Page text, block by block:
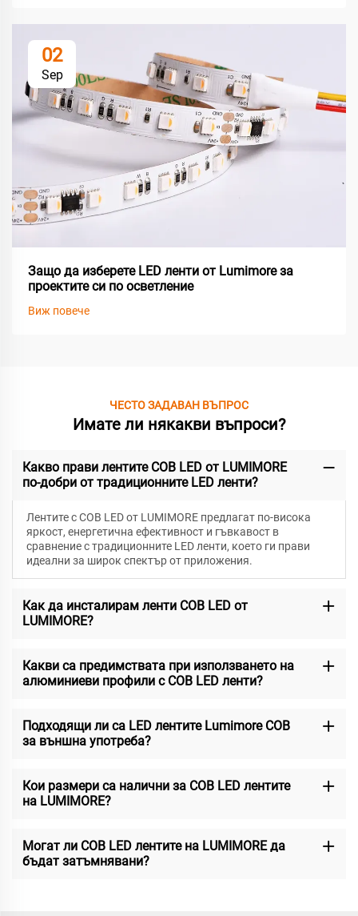
02
Sep
Защо да изберете LED ленти от Lumimore за
проектите си по осветление
Виж повече
ЧЕСТО ЗАДАВАН ВЪПРОС
Имате ли някакви въпроси?
Какво прави лентите COB LED от LUMIMORE
по-добри от традиционните LED ленти?
Лентите с COB LED от LUMIMORE предлагат по-висока
яркост, енергетична ефективност и гъвкавост в
сравнение с традиционните LED ленти, което ги прави
идеални за широк спектър от приложения.
Как да инсталирам ленти COB LED от
LUMIMORE?
Какви са предимствата при използването на
алюминиеви профили с COB LED ленти?
Подходящи ли са LED лентите Lumimore COB
за външна употреба?
Кои размери са налични за COB LED лентите
на LUMIMORE?
Могат ли COB LED лентите на LUMIMORE да
бъдат затъмнявани?